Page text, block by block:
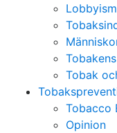
Lobbyism
Tobak
Tobacco
Opinion